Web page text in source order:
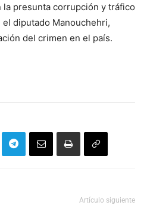
la presunta corrupción y tráfico
diputado Manouchehri,
del crimen en el país.
Artículo siguiente